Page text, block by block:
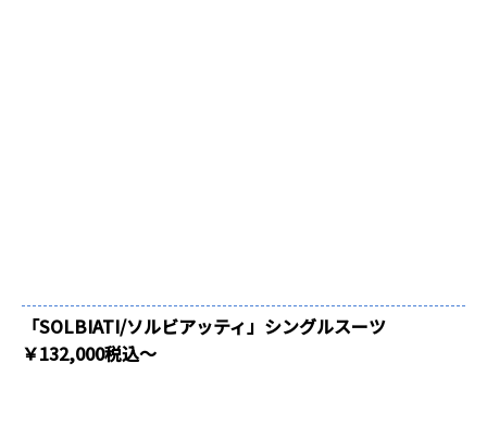
「SOLBIATI/ソルビアッティ」シングルスーツ
￥132,000税込～